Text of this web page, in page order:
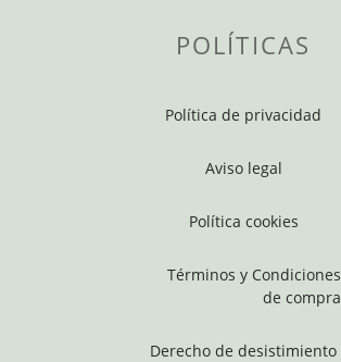
POLÍTICAS
Política de privacidad
Aviso legal
Política cookies
Términos y Condiciones
de compra
Derecho de desistimiento